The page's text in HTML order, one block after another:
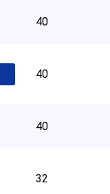
40
40
40
32